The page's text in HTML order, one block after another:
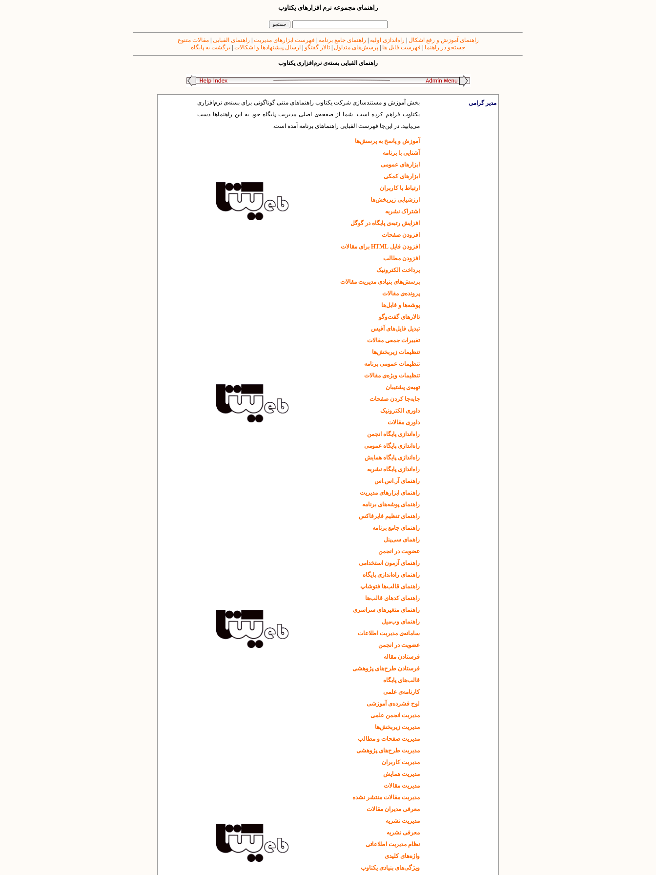
راهنمای مجموعه نرم افزارهای یکتاوب
راهنمای آموزش و رفع اشکال راه‌اندازی اولیه راهنمای جامع برنامه فهرست ابزارهای مدیریت راهنمای الفبایی |مقالات متنوع
جستجو در راهنما
فهرست فایل ها پرسش‌های متداول تالار گفتگو ارسال پیشنهادها و اشکالات برگشت به پایگاه
راهنمای الفبایی بسته‌ی نرم‌افزاری یکتاوب
مدیر گرامی
بخش آموزش و مستندسازى شرکت یکتاوب راهنماهاى متنى گوناگونى براى بسته‌ى نرم‌افزارى
یکتاوب فراهم کرده است. شما از صفحه‌ى اصلى مدیریت پایگاه خود به این راهنماها دست
می‌یابید. در این‌جا فهرست الفبایی راهنماهای برنامه آمده است.
آموزش و پاسخ به پرسش‌ها
آشنایی با برنامه
ابزارهای عمومی
ابزارهای کمکی
ارتباط با کاربران
ارزشیابی زیربخش‌ها
اشتراک نشریه
افزایش رتبه‌ی پایگاه در گوگل
افزودن صفحات
افزودن فایل HTML برای مقالات
افزودن مطالب
پرداخت الکترونیک
پرسش‌های بنیادی مدیریت مقالات
پرونده‌ی مقالات
پوشه‌ها و فایل‌ها
تالارهای گفت‌وگو
تبدیل فایل‌های آفیس
تغییرات جمعی مقالات
تنظیمات زیربخش‌ها
تنظیمات عمومی برنامه
تنظیمات ویژه‌ی مقالات
تهیه‌ی پشتیبان
جابه‌جا کردن صفحات
داوری الکترونیک
داوری مقالات
راه‌اندازی پایگاه انجمن
راه‌اندازی پایگاه عمومی
راه‌اندازی پایگاه همایش
راه‌اندازی پایگاه نشریه
راهنمای آر.اس.اس
راهنمای ابزارهای مدیریت
راهنمای پوشه‌های برنامه
راهنمای تنظیم فایرفاکس
راهنمای جامع برنامه
راهمای سی‌پنل
عضویت در انجمن
راهنمای آزمون استخدامی
راهنمای راه‌اندازی پایگاه
راهنمای قالب‌ها فتوشاپ
راهنمای کدهای قالب‌ها
راهنمای متغیرهای سراسری
راهنمای وب‌میل
سامانه‌ی مدیریت اطلاعات
عضویت در انجمن
فرستادن مقاله
فرستادن طرح‌های پژوهشی
قالب‌های پایگاه
کارنامه‌ی علمی
لوح فشرده‌ی آموزشی
مدیریت انجمن علمی
مدیریت زیربخش‌ها
مدیریت صفحات و مطالب
مدیریت طرح‌های پژوهشی
مدیریت کاربران
مدیریت همایش
مدیریت مقالات
مدیریت مقالات منتشر نشده
معرفی مدیران مقالات
مدیریت نشریه
معرفی نشریه
نظام مدیریت اطلاعاتی
واژه‌های کلیدی
ویژگی‌های بنیادی یکتاوب